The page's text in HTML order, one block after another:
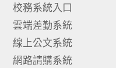
校務系統入口
雲端差勤系統
線上公文系統
網路請購系統